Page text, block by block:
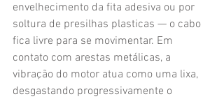
envelhecimento da fita adesiva ou por
soltura de presilhas plasticas — o cabo
fica livre para se movimentar. Em
contato com arestas metálicas, a
vibração do motor atua como uma lixa,
desgastando progressivamente o